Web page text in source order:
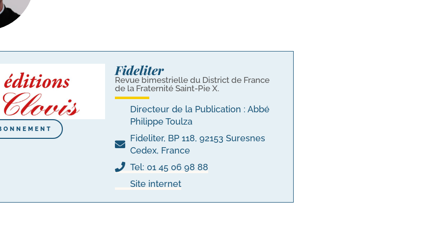
Fideliter
Revue bimestrielle du District de France
de la Fraternité Saint-Pie X.
Directeur de la Publication : Abbé
Philippe Toulza
Fideliter, BP 118, 92153 Suresnes
Cedex, France
Tel: 01 45 06 98 88
Site internet